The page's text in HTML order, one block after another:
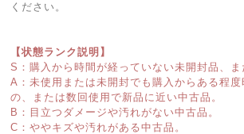
ください。
【状態ランク説明】
S：購入から時間が経っていない未開封品、ま
A：未使用または未開封でも購入からある程度
の、または数回使用で新品に近い中古品。
B：目立つダメージや汚れがない中古品。
C：ややキズや汚れがある中古品。